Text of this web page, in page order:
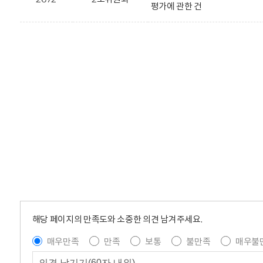
평가에 관한 건
해당 페이지의 만족도와 소중한 의견 남겨주세요.
매우만족
만족 보통 불만족 매우불